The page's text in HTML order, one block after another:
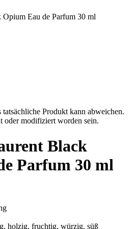
Produkt kann abweichen.
modifiziert worden sein.
Black
Parfum 30 ml
holzig, fruchtig, würzig, süß